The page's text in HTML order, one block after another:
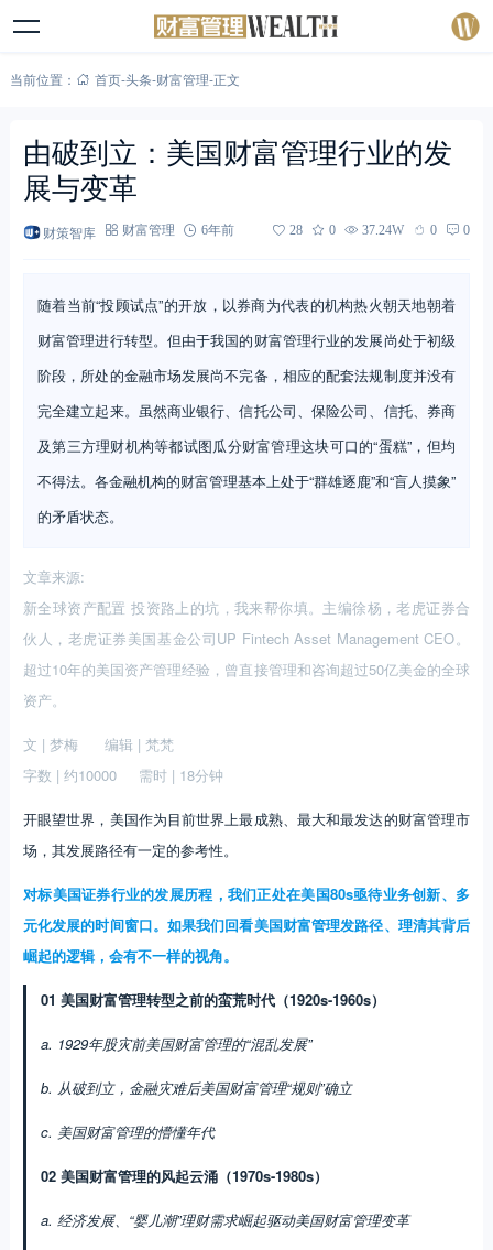
当前位置： 首页-头条-财富管理-正文
由破到立：美国财富管理行业的发
展与变革
财策智库 财富管理 6年前 28 0 37.24W 0 0
随着当前“投顾试点”的开放，以券商为代表的机构热火朝天地朝着
财富管理进行转型。但由于我国的财富管理行业的发展尚处于初级
阶段，所处的金融市场发展尚不完备，相应的配套法规制度并没有
完全建立起来。虽然商业银行、信托公司、保险公司、信托、券商
及第三方理财机构等都试图瓜分财富管理这块可口的“蛋糕”，但均
不得法。各金融机构的财富管理基本上处于“群雄逐鹿”和“盲人摸象”
的矛盾状态。
文章来源:
新全球资产配置 投资路上的坑，我来帮你填。主编徐杨，老虎证券合
伙人，老虎证券美国基金公司UP Fintech Asset Management CEO。
超过10年的美国资产管理经验，曾直接管理和咨询超过50亿美金的全球
资产。
文 | 梦梅 编辑 | 梵梵
字数 | 约10000 需时 | 18分钟
开眼望世界，美国作为目前世界上最成熟、最大和最发达的财富管理市
场，其发展路径有一定的参考性。
对标美国证券行业的发展历程，我们正处在美国80s亟待业务创新、多
元化发展的时间窗口。如果我们回看美国财富管理发路径、理清其背后
崛起的逻辑，会有不一样的视角。
01 美国财富管理转型之前的蛮荒时代（1920s-1960s）
a. 1929年股灾前美国财富管理的“混乱发展”
b. 从破到立，金融灾难后美国财富管理“规则”确立
c. 美国财富管理的懵懂年代
02 美国财富管理的风起云涌（1970s-1980s）
a. 经济发展、“婴儿潮”理财需求崛起驱动美国财富管理变革